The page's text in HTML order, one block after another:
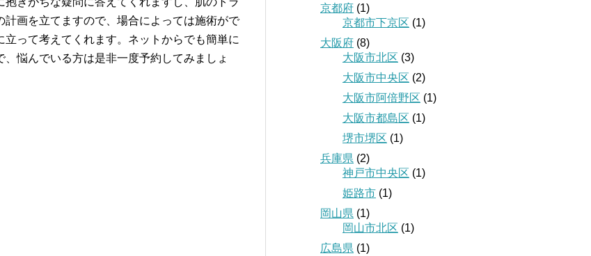
画を立てますので、場合によっては施術がで
って考えてくれます。ネットからでも簡単に
悩んでいる方は是非一度予約してみましょ
京都府 (1)
京都市下京区 (1)
大阪府 (8)
大阪市北区 (3)
大阪市中央区 (2)
大阪市阿倍野区 (1)
大阪市都島区 (1)
堺市堺区 (1)
兵庫県 (2)
神戸市中央区 (1)
姫路市 (1)
岡山県 (1)
岡山市北区 (1)
広島県 (1)